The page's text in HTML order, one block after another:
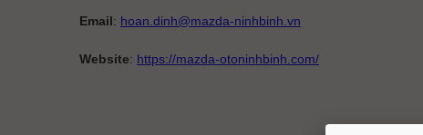
Email: hoan.dinh@mazda-ninhbinh.vn
Website: https://mazda-otoninhbinh.com/